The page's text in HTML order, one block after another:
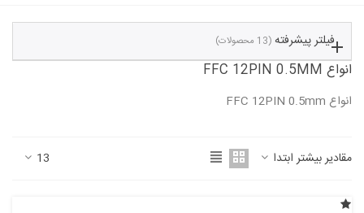
فیلتر پیشرفته (13 محصولات)
انواع FFC 12PIN 0.5MM
انواع FFC 12PIN 0.5mm
مقادیر بیشتر ابتدا 13